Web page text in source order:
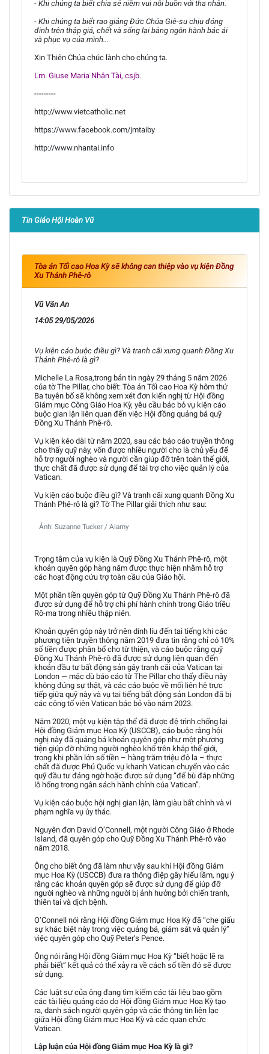
- Khi chúng ta biết chia sẻ niềm vui nỗi buồn với tha nhân.
- Khi chúng ta biết rao giảng Đức Chúa Giê-su chịu đóng
đinh trên thập giá, chết và sống lại bằng ngôn hành bác ái
và phục vụ của mình...
Xin Thiên Chúa chúc lành cho chúng ta.
Lm. Giuse Maria Nhân Tài, csjb.
---------
http://www.vietcatholic.net
https://www.facebook.com/jmtaiby
http://www.nhantai.info
Tin Giáo Hội Hoàn Vũ
Tòa án Tối cao Hoa Kỳ sẽ không can thiệp vào vụ kiện Đồng
Xu Thánh Phê-rô
Vũ Văn An
14:05 29/05/2026
Vụ kiện cáo buộc điều gì? Và tranh cãi xung quanh Đồng Xu
Thánh Phê-rô là gì?
Michelle La Rosa,trong bản tin ngày 29 tháng 5 năm 2026
của tờ The Pillar, cho biết: Tòa án Tối cao Hoa Kỳ hôm thứ
Ba tuyên bố sẽ không xem xét đơn kiến nghị từ Hội đồng
Giám mục Công Giáo Hoa Kỳ, yêu cầu bác bỏ vụ kiện cáo
buộc gian lận liên quan đến việc Hội đồng quảng bá quỹ
Đồng Xu Thánh Phê-rô.
Vụ kiện kéo dài từ năm 2020, sau các báo cáo truyền thông
cho thấy quỹ này, vốn được nhiều người cho là chủ yếu để
hỗ trợ người nghèo và người cần giúp đỡ trên toàn thế giới,
thực chất đã được sử dụng để tài trợ cho việc quản lý của
Vatican.
Vụ kiện cáo buộc điều gì? Và tranh cãi xung quanh Đồng Xu
Thánh Phê-rô là gì? Tờ The Pillar giải thích như sau:
Ảnh: Suzanne Tucker / Alamy
Trọng tâm của vụ kiện là Quỹ Đồng Xu Thánh Phê-rô, một
khoản quyên góp hàng năm được thực hiện nhằm hỗ trợ
các hoạt động cứu trợ toàn cầu của Giáo hội.
Một phần tiền quyên góp từ Quỹ Đồng Xu Thánh Phê-rô đã
được sử dụng để hỗ trợ chi phí hành chính trong Giáo triều
Rô-ma trong nhiều thập niên.
Khoản quyên góp này trở nên dính líu đến tai tiếng khi các
phương tiện truyền thông năm 2019 đưa tin rằng chỉ có 10%
số tiền được phân bổ cho từ thiện, và cáo buộc rằng quỹ
Đồng Xu Thánh Phê-rô đã được sử dụng liên quan đến
khoản đầu tư bất động sản gây tranh cãi của Vatican tại
London — mặc dù báo cáo từ The Pillar cho thấy điều này
không đúng sự thật, và các cáo buộc về mối liên hệ trực
tiếp giữa quỹ này và vụ tai tiếng bất động sản London đã bị
các công tố viên Vatican bác bỏ vào năm 2023.
Năm 2020, một vụ kiện tập thể đã được đệ trình chống lại
Hội đồng Giám mục Hoa Kỳ (USCCB), cáo buộc rằng hội
nghị này đã quảng bá khoản quyên góp như một phương
tiện giúp đỡ những người nghèo khổ trên khắp thế giới,
trong khi phần lớn số tiền – hàng trăm triệu đô la – thực
chất đã được Phủ Quốc vụ khanh Vatican chuyển vào các
quỹ đầu tư đáng ngờ hoặc được sử dụng “để bù đắp những
lỗ hổng trong ngân sách hành chính của Vatican”.
Vụ kiện cáo buộc hội nghị gian lận, làm giàu bất chính và vi
phạm nghĩa vụ ủy thác.
Nguyên đơn David O’Connell, một người Công Giáo ở Rhode
Island, đã quyên góp cho Quỹ Đồng Xu Thánh Phê-rô vào
năm 2018.
Ông cho biết ông đã làm như vậy sau khi Hội đồng Giám
mục Hoa Kỳ (USCCB) đưa ra thông điệp gây hiểu lầm, ngụ ý
rằng các khoản quyên góp sẽ được sử dụng để giúp đỡ
người nghèo và những người bị ảnh hưởng bởi chiến tranh,
thiên tai và dịch bệnh.
O’Connell nói rằng Hội đồng Giám mục Hoa Kỳ đã “che giấu
sự khác biệt này trong việc quảng bá, giám sát và quản lý”
việc quyên góp cho Quỹ Peter’s Pence.
Ông nói rằng Hội đồng Giám mục Hoa Kỳ “biết hoặc lẽ ra
phải biết” kết quả có thể xảy ra về cách số tiền đó sẽ được
sử dụng.
Các luật sư của ông đang tìm kiếm các tài liệu bao gồm
các tài liệu quảng cáo do Hội đồng Giám mục Hoa Kỳ tạo
ra, danh sách người quyên góp và các thông tin liên lạc
giữa Hội đồng Giám mục Hoa Kỳ và các quan chức
Vatican.
Lập luận của Hội đồng Giám mục Hoa Kỳ là gì?